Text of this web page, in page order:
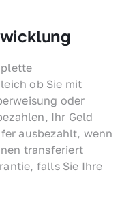
ob Sie mit
oder
Ihr Geld
ausbezahlt, wenn
transferiert
falls Sie Ihre